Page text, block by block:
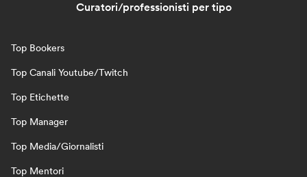
Curatori/professionisti per tipo
Top Bookers
Top Canali Youtube/Twitch
Top Etichette
Top Manager
Top Media/Giornalisti
Top Mentori